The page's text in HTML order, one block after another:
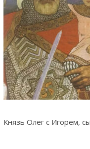
Князь Олег с Игорем,